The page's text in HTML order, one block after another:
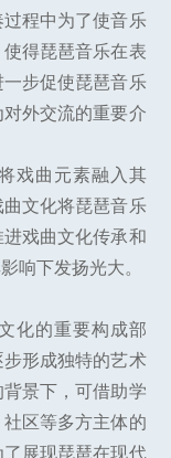
程中为了使音乐
得琵琶音乐在表
步促使琵琶音乐
外交流的重要介
戏曲元素融入其
文化将琵琶音乐
戏曲文化传承和
响下发扬光大。
化的重要构成部
形成独特的艺术
景下，可借助学
区等多方主体的
展现琵琶在现代